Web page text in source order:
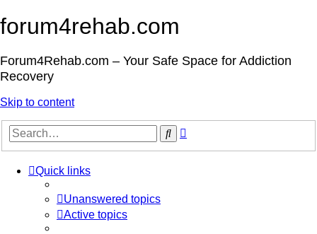
forum4rehab.com
Forum4Rehab.com – Your Safe Space for Addiction
Recovery
Skip to content
Search
Quick links
Unanswered topics
Active topics